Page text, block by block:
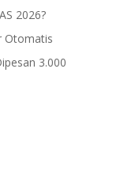
2026?
Otomatis
3.000